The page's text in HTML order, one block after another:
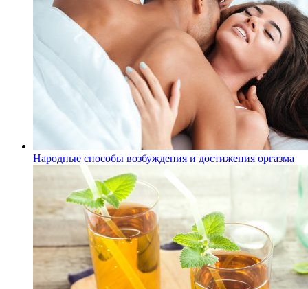
Народные способы возбуждения и достижения оргазма